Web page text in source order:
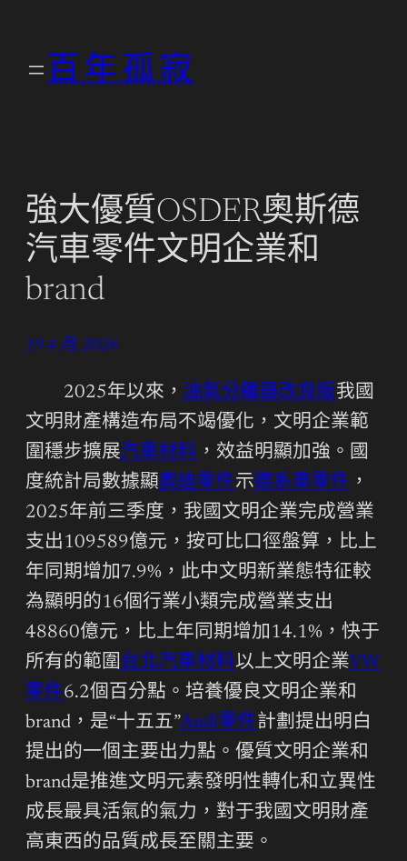
百年孤寂
強大優質OSDER奧斯德
汽車零件文明企業和
brand
19 4 月, 2026
2025年以來， 油氣分離器改良版我國
文明財產構造布局不竭優化，文明企業範
圍穩步擴展汽車材料 ，效益明顯加強。國
度統計局數據顯奧迪零件示德系車零件 ，
2025年前三季度，我國文明企業完成營業
支出109589億元，按可比口徑盤算，比上
年同期增加7.9%，此中文明新業態特征較
為顯明的16個行業小類完成營業支出
48860億元，比上年同期增加14.1%，快于
所有的範圍台北汽車材料以上文明企業VW
零件6.2個百分點。培養優良文明企業和
brand，是“十五五”Audi零件計劃提出明白
提出的一個主要出力點。優質文明企業和
brand是推進文明元素發明性轉化和立異性
成長最具活氣的氣力，對于我國文明財產
高東西的品質成長至關主要。